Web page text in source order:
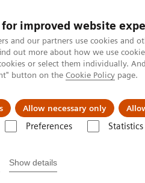
for improved website
and our partners use cookies and
out more about how we use
or select them individually.
button on the Cookie Policy page.
Allow necessary only
Preferences Statistics
Show details
Universitätsklinikum